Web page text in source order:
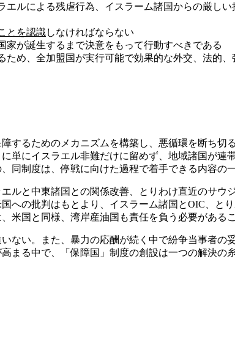
エルによる残虐行為、イスラーム諸国からの厳し
とを認識しなければならない
が誕生するまで決意をもって行動すべきである
め、全加盟国が実行可能で効果的な外交、法的
るためのメカニズムを構築し、悪循環を断ち切
単にイスラエル非難だけに留めず、地域諸国が連
同制度は、停戦に向けた過程で着手できる内容の
と中東諸国との関係改善、とりわけ直近のサウ
への批判はもとより、イスラーム諸国とOIC、と
国と同様、湾岸産油国も責任を負う必要がある
い。また、暴力の応酬が続く中で紛争当事者の
まる中で、「保障国」制度の創設は一つの解決の